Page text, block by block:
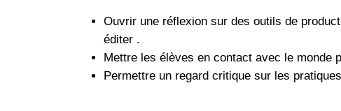
Ouvrir une réflexion sur des outils de
éditer .
Mettre les élèves en contact avec le monde
Permettre un regard critique sur les